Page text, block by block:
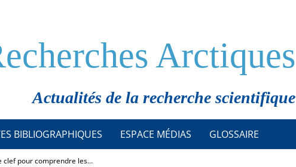
Arctiques
Actualités de la recherche scientifique
BIBLIOGRAPHIQUES ESPACE MÉDIAS GLOSSAIRE
clef pour comprendre les…